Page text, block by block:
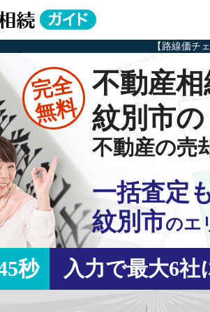
【路線価チ
完全
無料
不動産
紋別市の
不動産の売
一括査定
紋別市のエ
秒 入力で最大6社